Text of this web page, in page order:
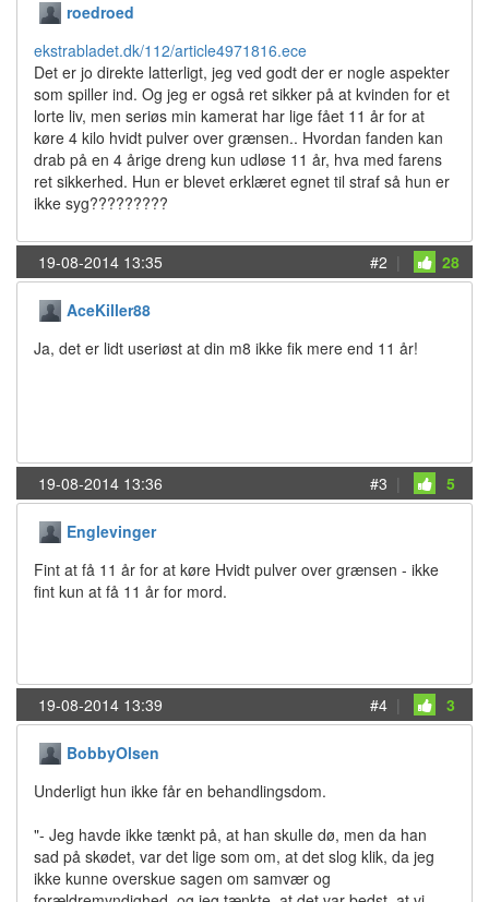
roedroed
ekstrabladet.dk/112/article4971816.ece
Det er jo direkte latterligt, jeg ved godt der er nogle aspekter
som spiller ind. Og jeg er også ret sikker på at kvinden for et
lorte liv, men seriøs min kamerat har lige fået 11 år for at
køre 4 kilo hvidt pulver over grænsen.. Hvordan fanden kan
drab på en 4 årige dreng kun udløse 11 år, hva med farens
ret sikkerhed. Hun er blevet erklæret egnet til straf så hun er
ikke syg?????????
19-08-2014 13:35 #2 | 28
AceKiller88
Ja, det er lidt useriøst at din m8 ikke fik mere end 11 år!
19-08-2014 13:36 #3 | 5
Englevinger
Fint at få 11 år for at køre Hvidt pulver over grænsen - ikke
fint kun at få 11 år for mord.
19-08-2014 13:39 #4 | 3
BobbyOlsen
Underligt hun ikke får en behandlingsdom.
"- Jeg havde ikke tænkt på, at han skulle dø, men da han
sad på skødet, var det lige som om, at det slog klik, da jeg
ikke kunne overskue sagen om samvær og